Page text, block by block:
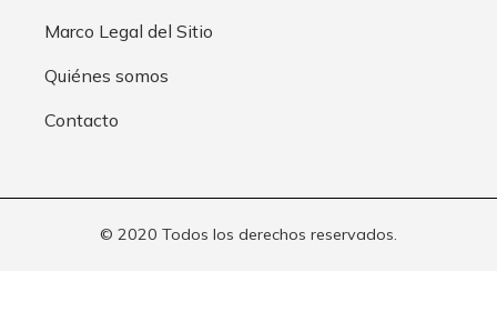
Marco Legal del Sitio
Quiénes somos
Contacto
© 2020 Todos los derechos reservados.